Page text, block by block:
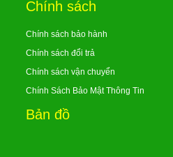
Chính sách
Chính sách bảo hành
Chính sách đổi trả
Chính sách vận chuyển
Chính Sách Bảo Mật Thông Tin
Bản đồ